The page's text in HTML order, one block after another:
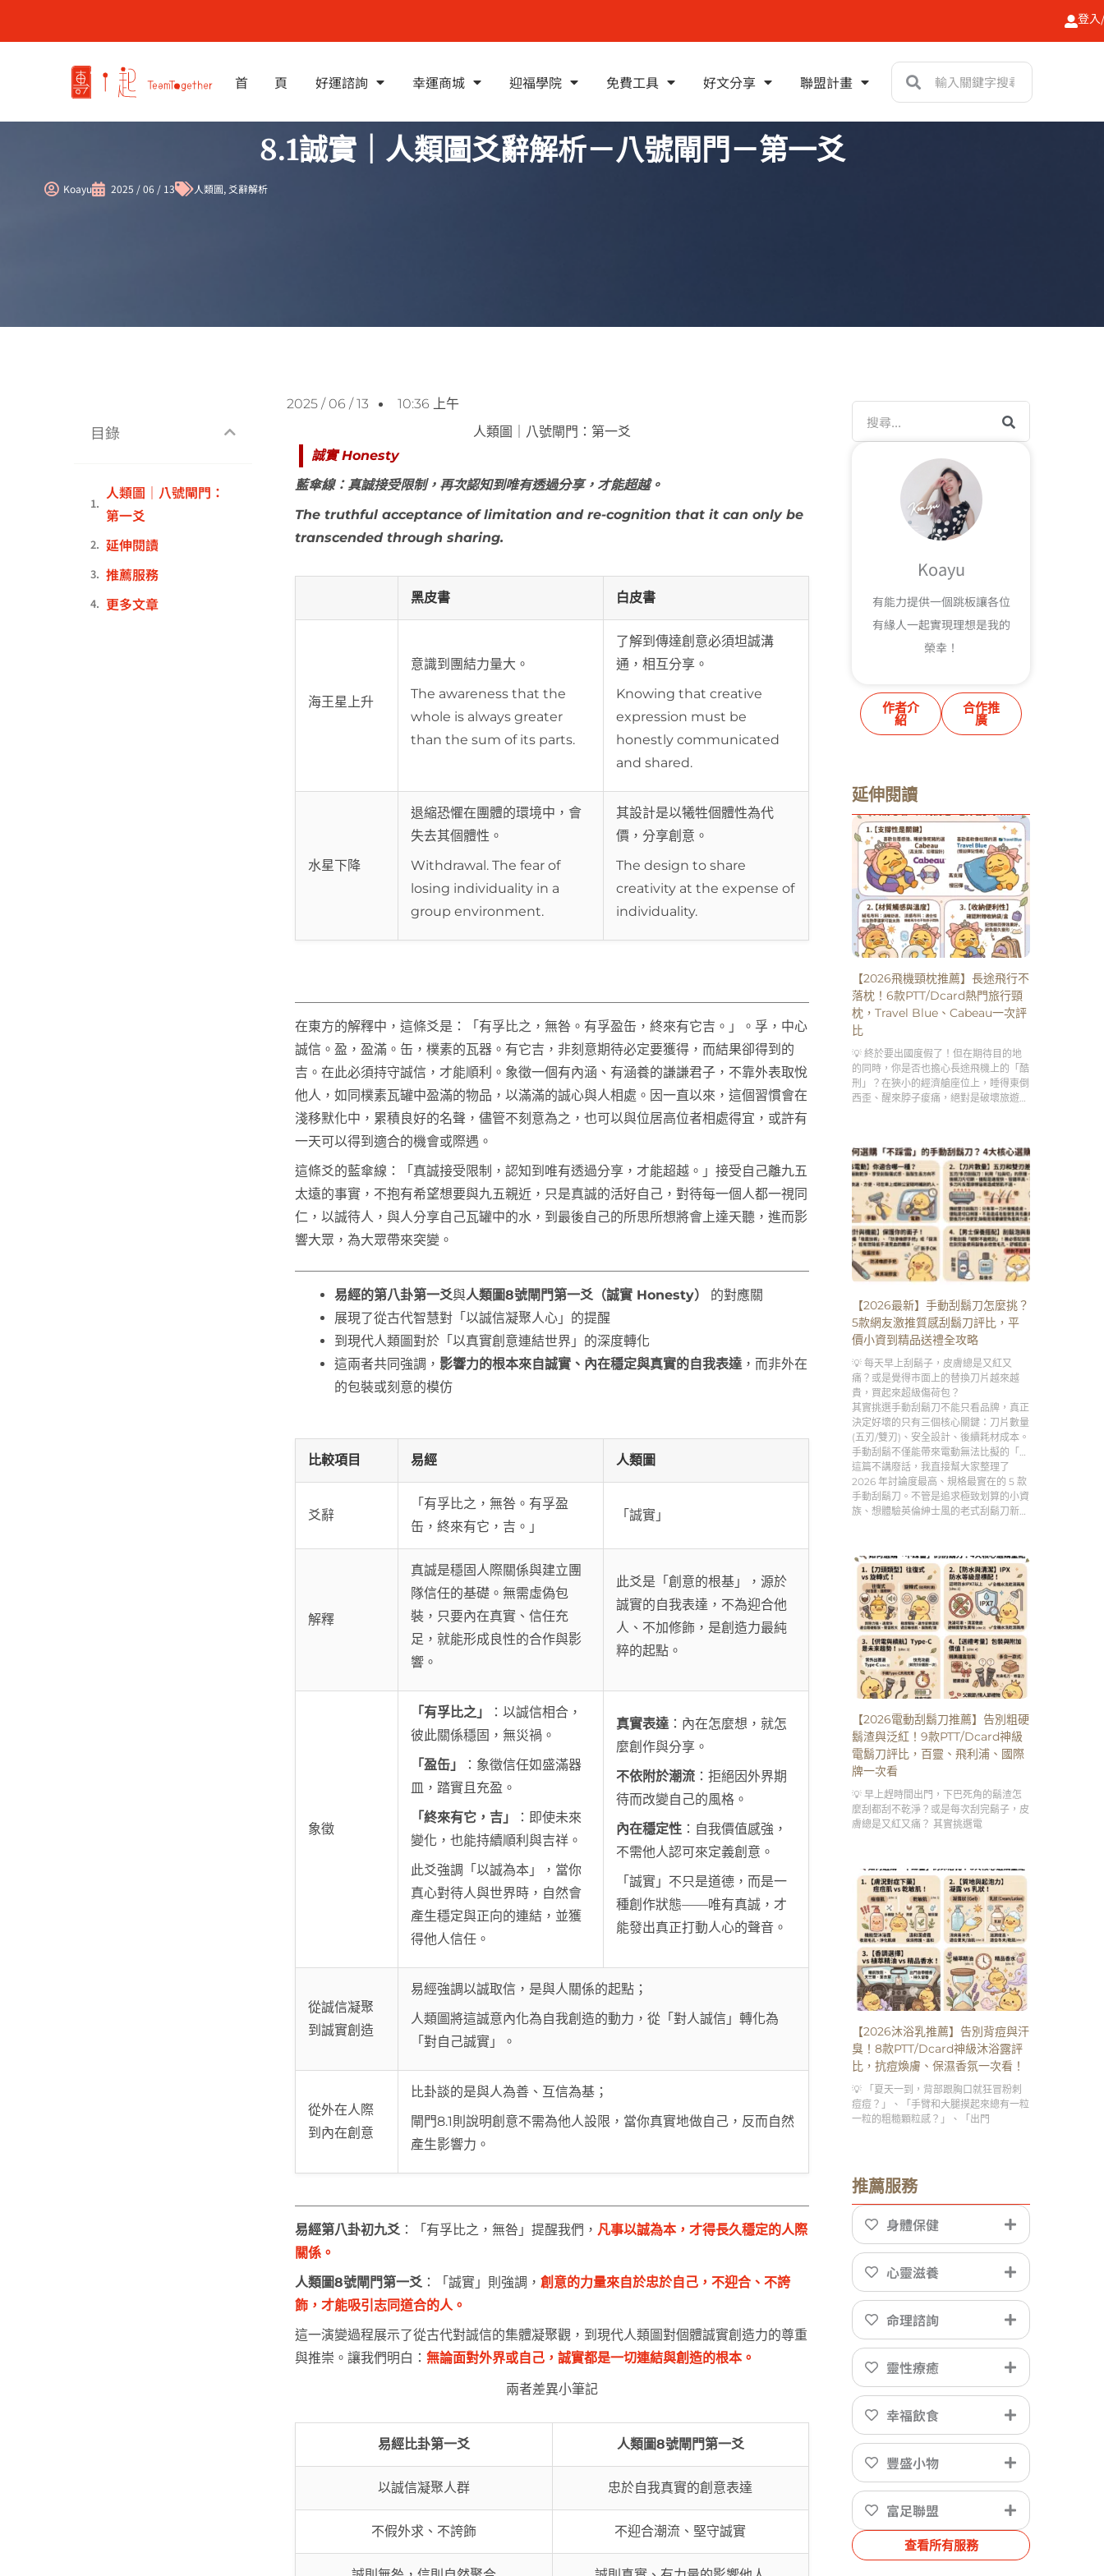
容
登
首 頁 好運諮詢 幸運商城 迎福學院 免費工具 好文分享 聯盟計畫
搜
搜
尋
8.1誠實｜人類圖爻辭解析－八號閘門－第一爻
Koayu 2025 / 06 / 13 人類圖, 爻辭解析
目錄
人類圖｜八號閘門：
第一爻
延伸閱讀
推薦服務
更多文章
2025 / 06 / 13
10:36 上午
人類圖｜八號閘門：第一爻
誠實Honesty
藍傘線：真誠接受限制，再次認知到唯有透過分享，才能超越。
The truthful acceptance of limitation and re-cognition that it can only be
transcended through sharing.
黑皮書 白皮書
海王星上升
意識到團結力量大。
The awareness that the
whole is always greater
than the sum of its parts.
了解到傳達創意必須坦誠溝
通，相互分享。
Knowing that creative
expression must be
honestly communicated
and shared.
水星下降
退縮恐懼在團體的環境中，會
失去其個體性。
Withdrawal. The fear of
losing individuality in a
group environment.
其設計是以犧牲個體性為代
價，分享創意。
The design to share
creativity at the expense of
individuality.
在東方的解釋中，這條爻是：「有孚比之，無咎。有孚盈缶，終來有它吉。」。孚，中心
誠信。盈，盈滿。缶，樸素的瓦器。有它吉，非刻意期待必定要獲得，而結果卻得到的
吉。在此必須持守誠信，才能順利。象徵一個有內涵、有涵養的謙謙君子，不靠外表取悅
他人，如同樸素瓦罐中盈滿的物品，以滿滿的誠心與人相處。因一直以來，這個習慣會在
淺移默化中，累積良好的名聲，儘管不刻意為之，也可以與位居高位者相處得宜，或許有
一天可以得到適合的機會或際遇。
這條爻的藍傘線：「真誠接受限制，認知到唯有透過分享，才能超越。」接受自己離九五
太遠的事實，不抱有希望想要與九五親近，只是真誠的活好自己，對待每一個人都一視同
仁，以誠待人，與人分享自己瓦罐中的水，到最後自己的所思所想將會上達天聽，進而影
響大眾，為大眾帶來突變。
易經的第八卦第一爻與人類圖8號閘門第一爻（誠實 Honesty）
的對應關
展現了從古代智慧對「以誠信凝聚人心」的提醒
到現代人類圖對於「以真實創意連結世界」的深度轉化
這兩者共同強調， 影響力的根本來自誠實、內在穩定與真實的自我表達，而非外在
的包裝或刻意的模仿
比較項目 易經 人類圖
爻辭
「有孚比之，無咎。有孚盈
缶，終來有它，吉。」
「誠實」
解釋
真誠是穩固人際關係與建立團
隊信任的基礎。無需虛偽包
裝，只要內在真實、信任充
足，就能形成良性的合作與影
響。
此爻是「創意的根基」，源於
誠實的自我表達，不為迎合他
人、不加修飾，是創造力最純
粹的起點。
象徵
「有孚比之」
：以誠信相合，
彼此關係穩固，無災禍。
「盈缶」
：象徵信任如盛滿器
皿，踏實且充盈。
「終來有它，吉」
：即使未來
變化，也能持續順利與吉祥。
此爻強調「以誠為本」，當你
真心對待人與世界時，自然會
產生穩定與正向的連結，並獲
得他人信任。
真實表達：內在怎麼想，就怎
麼創作與分享。
不依附於潮流：拒絕因外界期
待而改變自己的風格。
內在穩定性：自我價值感強，
不需他人認可來定義創意。
「誠實」不只是道德，而是一
種創作狀態——唯有真誠，才
能發出真正打動人心的聲音。
從誠信凝聚
到誠實創造
易經強調以誠取信，是與人關係的起點；
人類圖將這誠意內化為自我創造的動力，從「對人誠信」轉化為
「對自己誠實」。
從外在人際
到內在創意
比卦談的是與人為善、互信為基；
閘門8.1則說明創意不需為他人設限，當你真實地做自己，反而自然
產生影響力。
易經第八卦初九爻：「有孚比之，無咎」提醒我們， 凡事以誠為本，才得長久穩定的人際
關係。
人類圖8號閘門第一爻：「誠實」則強調， 創意的力量來自於忠於自己，不迎合、不誇
飾，才能吸引志同道合的人。
這一演變過程展示了從古代對誠信的集體凝聚觀，到現代人類圖對個體誠實創造力的尊重
與推崇。讓我們明白： 無論面對外界或自己，誠實都是一切連結與創造的根本。
兩者差異小筆記
易經比卦第一爻 人類圖8號閘門第一爻
以誠信凝聚人群 忠於自我真實的創意表達
不假外求、不誇飾 不迎合潮流、堅守誠實
尋
Koayu
有能力提供一個跳板讓各位
有緣人一起實現理想是我的
榮幸！
作者介
紹
合作推
廣
延伸閱讀
【2026飛機頸枕推薦】長途飛行不
落枕！6款PTT/Dcard熱門旅行頸
枕，Travel Blue、Cabeau一次評
比
💡 終於要出國度假了！但在期待目的地
的同時，你是否也擔心長途飛機上的「酷
刑」？在狹小的經濟艙座位上，睡得東倒
西歪、醒來脖子痠痛，絕對是破壞旅遊興
【2026最新】手動刮鬍刀怎麼挑？
5款網友激推質感刮鬍刀評比，平
價小資到精品送禮全攻略
💡 每天早上刮鬍子，皮膚總是又紅又
痛？或是覺得市面上的替換刀片越來越
貴，買起來超級傷荷包？
其實挑選手動刮鬍刀不能只看品牌，真正
決定好壞的只有三個核心關鍵：刀片數量
(五刃/雙刃)、安全設計、後續耗材成本。
手動刮鬍不僅能帶來電動無法比擬的「極
致貼合刮淨度」，更是男人專屬的「早晨
理容儀式感」。
這篇不講廢話，我直接幫大家整理了
2026 年討論度最高、規格最實在的 5 款
手動刮鬍刀。不管是追求極致划算的小資
族、想體驗英倫紳士風的老式刮鬍刀新
【2026電動刮鬍刀推薦】告別粗硬
鬍渣與泛紅！9款PTT/Dcard神級
電鬍刀評比，百靈、飛利浦、國際
牌一次看
💡 早上趕時間出門，下巴死角的鬍渣怎
麼刮都刮不乾淨？或是每次刮完鬍子，皮
膚總是又紅又痛？ 其實挑選電
【2026沐浴乳推薦】告別背痘與汗
臭！8款PTT/Dcard神級沐浴露評
比，抗痘煥膚、保濕香氛一次看！
💡 「夏天一到，背部跟胸口就狂冒粉刺
痘痘？」、「手臂和大腿摸起來總有一粒
一粒的粗糙顆粒感？」、「出門
推薦服務
身體保健
心靈滋養
命理諮詢
靈性療癒
幸福飲食
豐盛小物
富足聯盟
查看所有服務